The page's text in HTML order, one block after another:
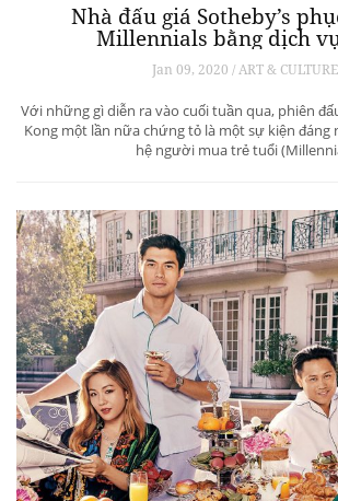
Nhà đấu giá Sotheby’s
Millennials bằng dịch
Jan 09, 2020 / ART & CULTURE
Với những gì diễn ra vào cuối tuần qua, phiên
Kong một lần nữa chứng tỏ là một sự kiện đáng
hệ người mua trẻ tuổi